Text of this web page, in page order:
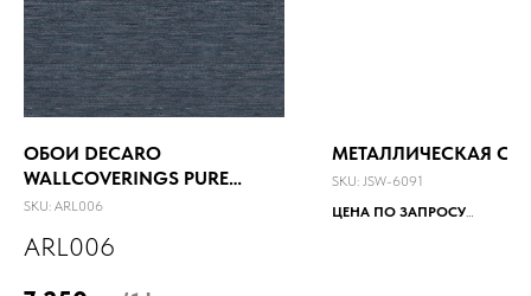
ОБОИ DECARO
WALLCOVERINGS PURE
SILK&LINEN
SKU: ARL006
ARL006
МЕТАЛЛИЧЕСКАЯ
SKU: JSW-6091
ЦЕНА ПО ЗАПРОСУ